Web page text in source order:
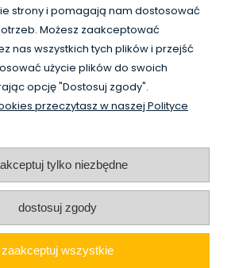
Informacje
O nas
własnością firmy Vanguard Poland
strony i pomagają nam dostosować
Możesz zaakceptować
nas wszystkich tych plików i przejść
użycie plików do swoich
opcję "Dostosuj zgody".
przeczytasz w naszej Polityce
tylko niezbędne
dostosuj zgody
zaakceptuj wszystkie